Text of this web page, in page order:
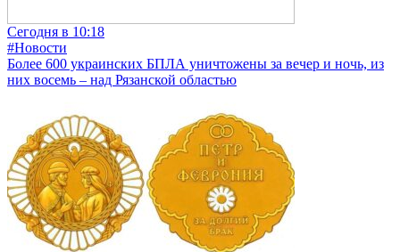
Сегодня в 10:18
#Новости
Более 600 украинских БПЛА уничтожены за вечер и ночь, из
них восемь – над Рязанской областью